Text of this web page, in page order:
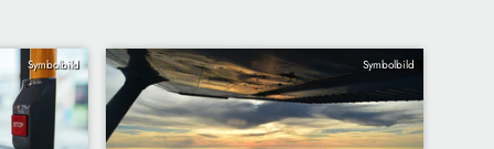
Symbolbild Symbolbild